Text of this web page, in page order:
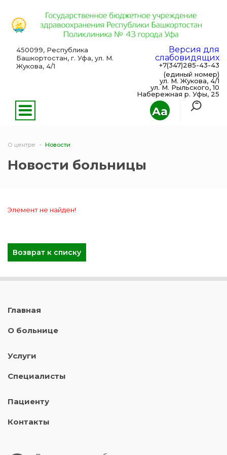
Aa
450099, Республика
Башкортостан, г. Уфа, ул. М.
Жукова, 4/1
Версия для
слабовидящих
+7(347)285-43-43
(единый номер)
ул. М. Жукова, 4/1
ул. М. Рыльского, 10
Набережная р. Уфы, 25
О центре Новости
Новости больницы
Элемент не найден!
Возврат к списку
Главная
О больнице
Услуги
Специалисты
Пациенту
Контакты